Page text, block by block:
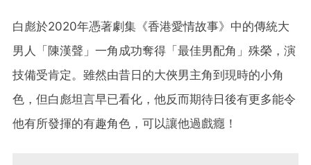
白彪於2020年憑著劇集《香港愛情故事》中的傳統大
男人「陳漢聲」一角成功奪得「最佳男配角」殊榮，演
技備受肯定。雖然由昔日的大俠男主角到現時的小角
色，但白彪坦言早已看化，他反而期待日後有更多能令
他有所發揮的有趣角色，可以讓他過戲癮！